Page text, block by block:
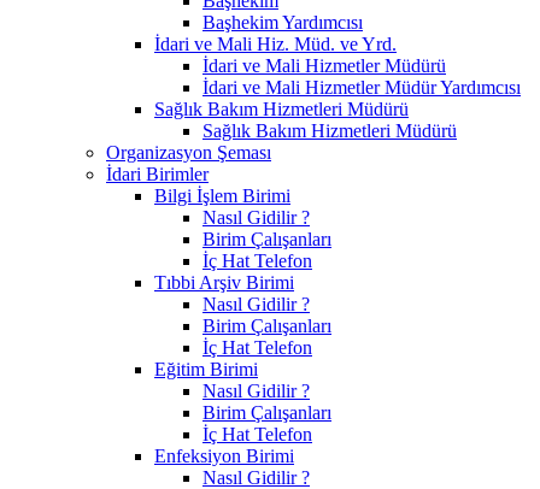
Başhekim Yardımcısı
İdari ve Mali Hiz. Müd. ve Yrd.
İdari ve Mali Hizmetler Müdürü
İdari ve Mali Hizmetler Müdür Yardımcısı
Sağlık Bakım Hizmetleri Müdürü
Sağlık Bakım Hizmetleri Müdürü
Organizasyon Şeması
İdari Birimler
Bilgi İşlem Birimi
Nasıl Gidilir ?
Birim Çalışanları
İç Hat Telefon
Tıbbi Arşiv Birimi
Nasıl Gidilir ?
Birim Çalışanları
İç Hat Telefon
Eğitim Birimi
Nasıl Gidilir ?
Birim Çalışanları
İç Hat Telefon
Enfeksiyon Birimi
Nasıl Gidilir ?